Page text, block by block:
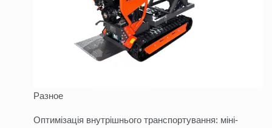
Разное
Оптимізація внутрішнього транспортування: міні-